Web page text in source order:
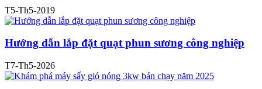
T5-Th5-2019
Hướng dẫn lắp đặt quạt phun sương công nghiệp
T7-Th5-2026